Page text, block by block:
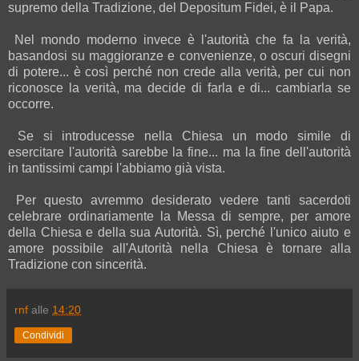
supremo della Tradizione, del Depositum Fidei, è il Papa.
Nel mondo moderno invece è l'autorità che fa la verità,
basandosi su maggioranze e convenienze, o oscuri disegni
di potere... è così perché non crede alla verità, per cui non
riconosce la verità, ma decide di farla e di... cambiarla se
occorre.
Se si introducesse nella Chiesa un modo simile di
esercitare l'autorità sarebbe la fine... ma la fine dell'autorità
in tantissimi campi l'abbiamo già vista.
Per questo avremmo desiderato vedere tanti sacerdoti
celebrare ordinariamente la Messa di sempre, per amore
della Chiesa e della sua Autorità. Sì, perché l'unico aiuto e
amore possibile all'Autorità nella Chiesa è tornare alla
Tradizione con sincerità.
rnf alle 14:20
Condividi